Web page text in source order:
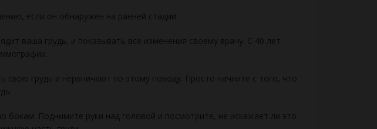
если он обнаружен на ранней стадии.
ваша грудь, и показывать все изменения своему врачу. С 40 лет
грудь и нервничают по этому поводу. Просто начните с того, что
бокам. Поднимите руки над головой и посмотрите, не искажает ли это